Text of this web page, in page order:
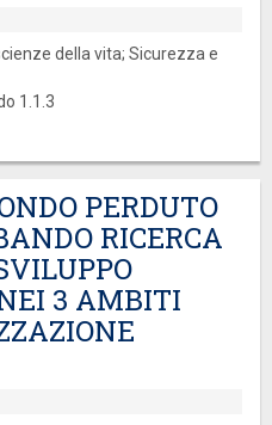
della vita; Sicurezza e
1.1.3
PERDUTO
RICERCA
3 AMBITI